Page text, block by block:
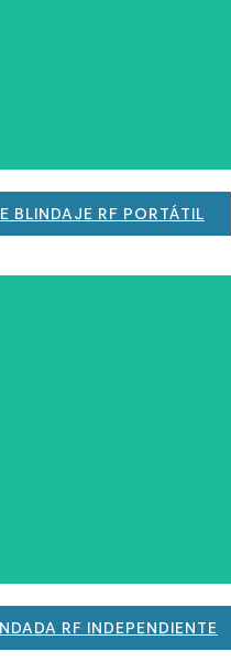
BLINDAJE RF PORTÁTIL
RF INDEPENDIENTE